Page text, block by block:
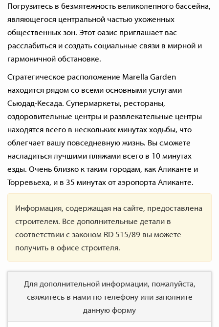
Погрузитесь в безмятежность великолепного бассейна,
являющегося центральной частью ухоженных
общественных зон. Этот оазис приглашает вас
расслабиться и создать социальные связи в мирной и
гармоничной обстановке.
Стратегическое расположение Marella Garden
находится рядом со всеми основными услугами
Сьюдад-Кесада. Супермаркеты, рестораны,
оздоровительные центры и развлекательные центры
находятся всего в нескольких минутах ходьбы, что
облегчает вашу повседневную жизнь. Вы сможете
насладиться лучшими пляжами всего в 10 минутах
езды. Очень близко к таким городам, как Аликанте и
Торревьеха, и в 35 минутах от аэропорта Аликанте.
Информация, содержащая на сайте, предоставлена
строителем. Все дополнительные детали в
соответствии с законом RD 515/89 вы можете
получить в офисе строителя.
Для дополнительной информации, пожалуйста,
свяжитесь в нами по телефону или заполните
данную форму